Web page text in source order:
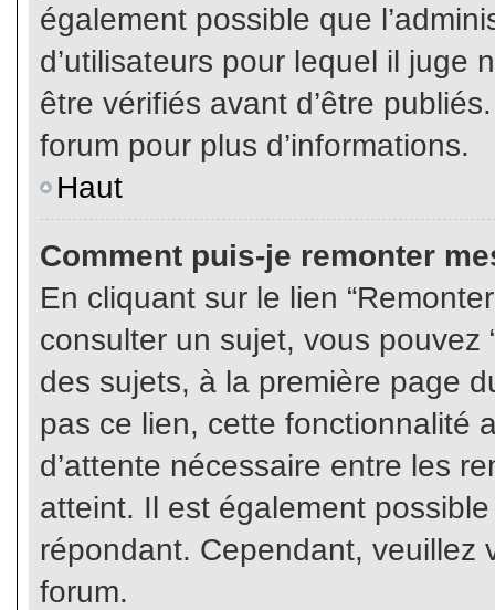
également possible que
d’utilisateurs pour lequel il juge
être vérifiés avant d’être
forum pour plus d’informations.
Haut
Comment puis-je remonter
En cliquant sur le lien
consulter un sujet, vous pouvez
des sujets, à la première page
pas ce lien, cette fonctionnalité
d’attente nécessaire entre les
atteint. Il est également
répondant. Cependant, veuillez
forum.